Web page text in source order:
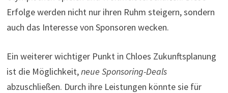
Erfolge werden nicht nur ihren Ruhm steigern, sondern
auch das Interesse von Sponsoren wecken.
Ein weiterer wichtiger Punkt in Chloes Zukunftsplanung
ist die Möglichkeit,neue Sponsoring-Deals
abzuschließen. Durch ihre Leistungen könnte sie für